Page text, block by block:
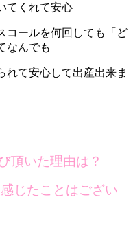
てくれて安心
コールを何回しても「ど
なんでも
れて安心して出産出来ま
頂いた理由は？
じたことはござい